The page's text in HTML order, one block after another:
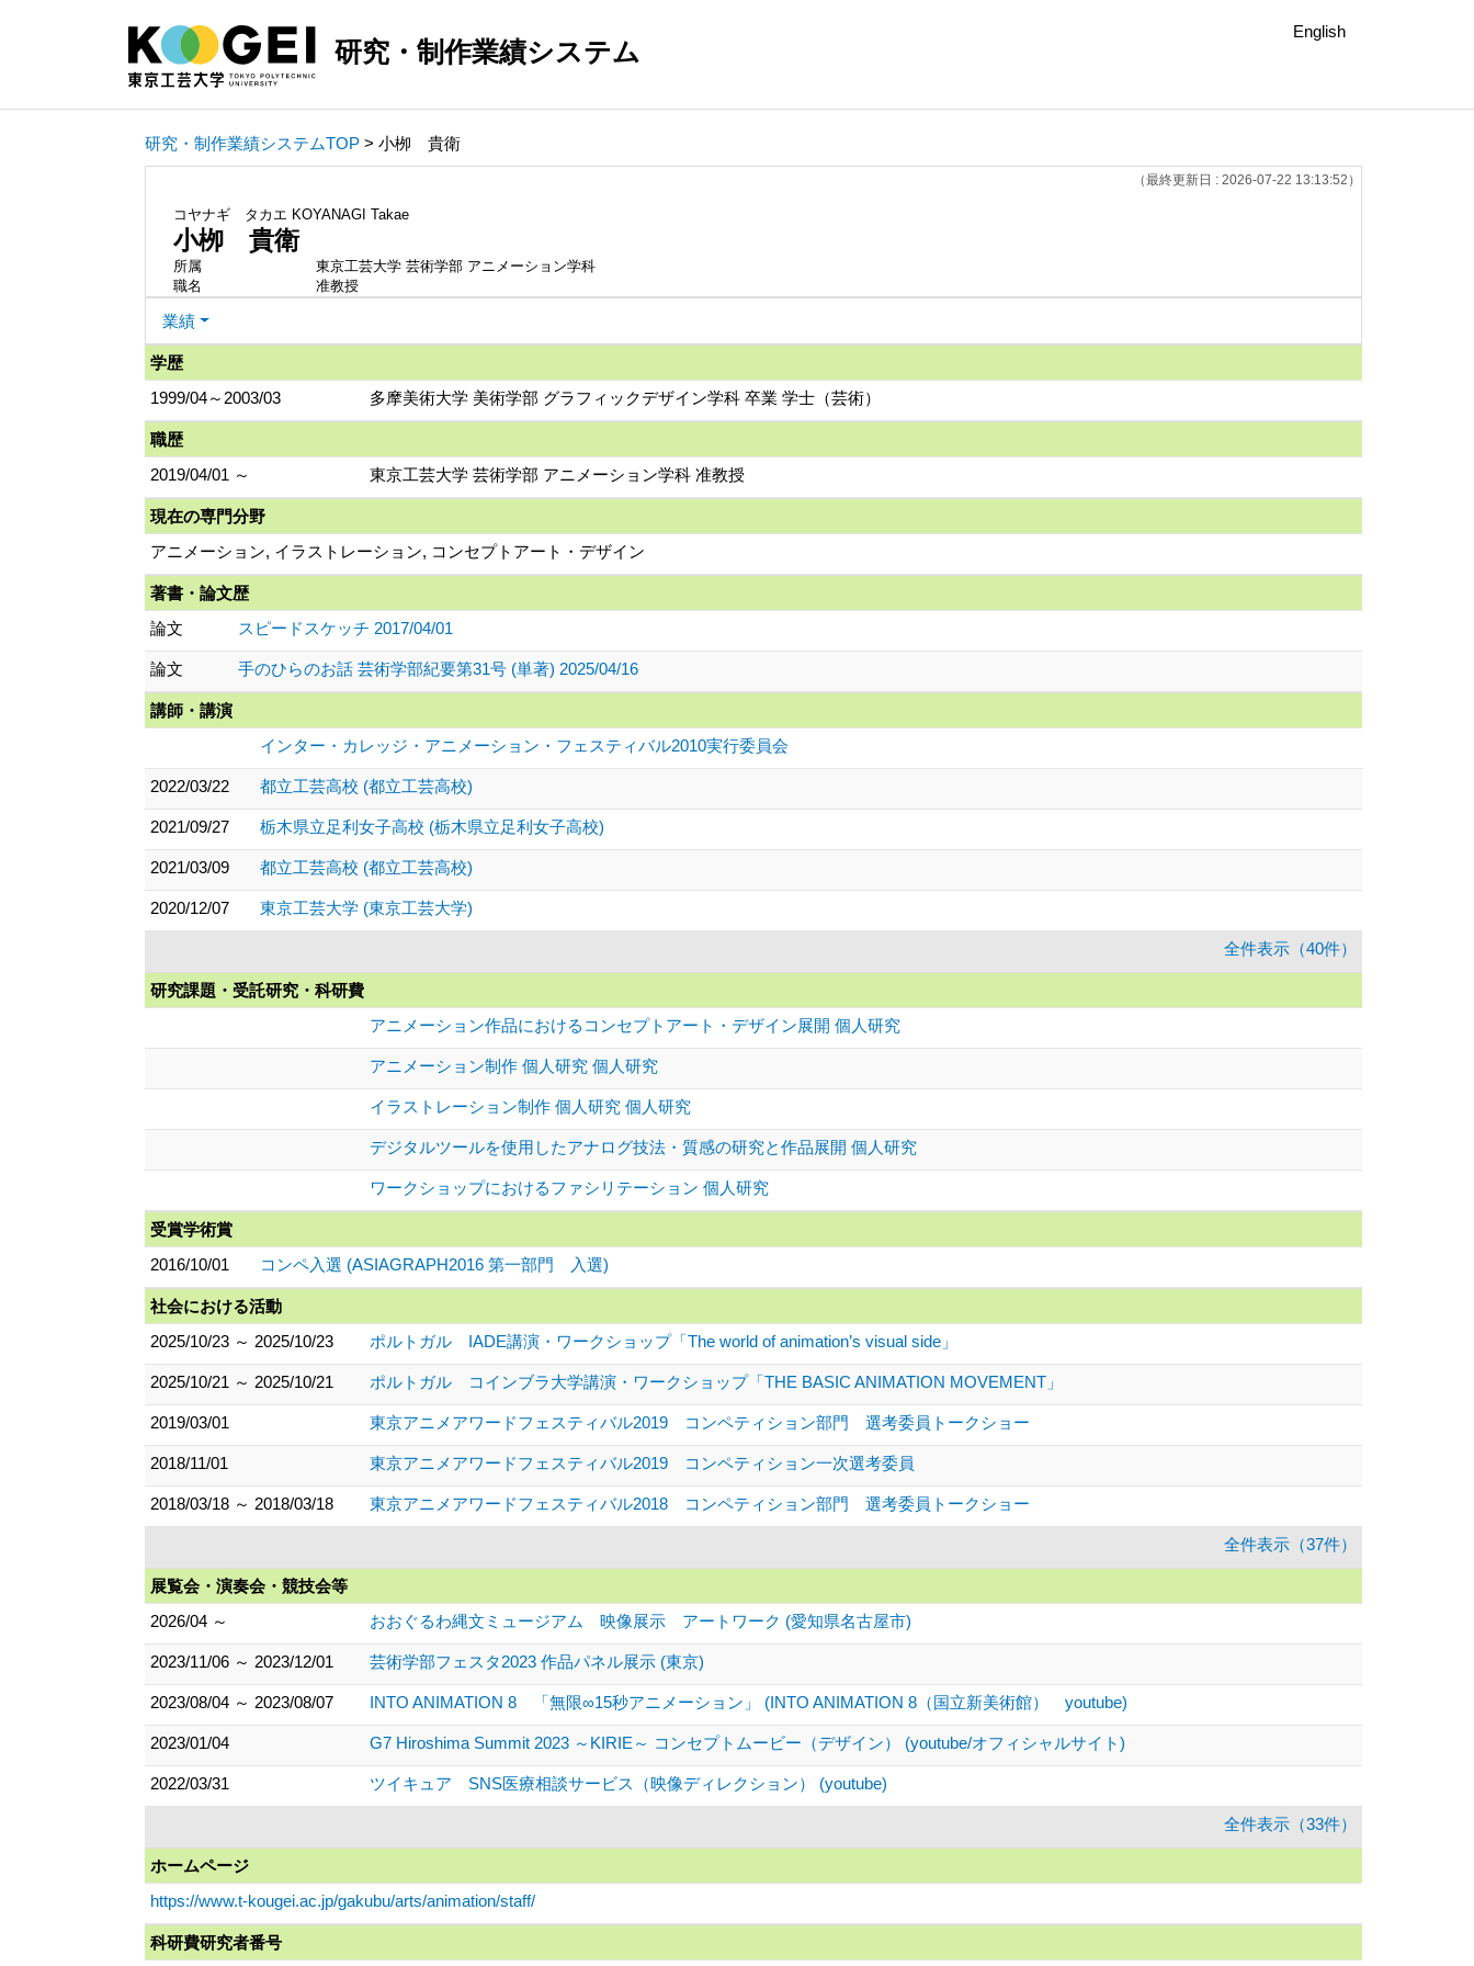
研究・制作業績システム
English
研究・制作業績システムTOP > 小栁 貴衛
（最終更新日 : 2026-07-22 13:13:52）
コヤナギ タカエ KOYANAGI Takae
小栁 貴衛
所属
東京工芸大学 芸術学部 アニメーション学科
職名
准教授
業績
学歴
1999/04～2003/03
多摩美術大学 美術学部 グラフィックデザイン学科 卒業 学士（芸術）
職歴
2019/04/01 ～
東京工芸大学 芸術学部 アニメーション学科 准教授
現在の専門分野
アニメーション, イラストレーション, コンセプトアート・デザイン
著書・論文歴
論文
スピードスケッチ 2017/04/01
論文 手のひらのお話 芸術学部紀要第31号 (単著) 2025/04/16
講師・講演
インター・カレッジ・アニメーション・フェスティバル2010実行委員会
2022/03/22 都立工芸高校 (都立工芸高校)
2021/09/27 栃木県立足利女子高校 (栃木県立足利女子高校)
2021/03/09 都立工芸高校 (都立工芸高校)
2020/12/07 東京工芸大学 (東京工芸大学)
全件表示（40件）
研究課題・受託研究・科研費
アニメーション作品におけるコンセプトアート・デザイン展開 個人研究
アニメーション制作 個人研究 個人研究
イラストレーション制作 個人研究 個人研究
デジタルツールを使用したアナログ技法・質感の研究と作品展開 個人研究
ワークショップにおけるファシリテーション 個人研究
受賞学術賞
2016/10/01
コンペ入選 (ASIAGRAPH2016 第一部門 入選)
社会における活動
2025/10/23 ～ 2025/10/23
ポルトガル IADE講演・ワークショップ「The world of animation’s visual side」
2025/10/21 ～ 2025/10/21 ポルトガル コインブラ大学講演・ワークショップ「THE BASIC ANIMATION MOVEMENT」
2019/03/01 東京アニメアワードフェスティバル2019 コンペティション部門 選考委員トークショー
2018/11/01 東京アニメアワードフェスティバル2019 コンペティション一次選考委員
2018/03/18 ～ 2018/03/18 東京アニメアワードフェスティバル2018 コンペティション部門 選考委員トークショー
全件表示（37件）
展覧会・演奏会・競技会等
2026/04 ～
おおぐるわ縄文ミュージアム 映像展示 アートワーク (愛知県名古屋市)
2023/11/06 ～ 2023/12/01 芸術学部フェスタ2023 作品パネル展示 (東京)
2023/08/04 ～ 2023/08/07 INTO ANIMATION 8 「無限∞15秒アニメーション」 (INTO ANIMATION 8（国立新美術館） youtube)
2023/01/04 G7 Hiroshima Summit 2023 ～KIRIE～ コンセプトムービー（デザイン） (youtube/オフィシャルサイト)
2022/03/31 ツイキュア SNS医療相談サービス（映像ディレクション） (youtube)
全件表示（33件）
ホームページ
https://www.t-kougei.ac.jp/gakubu/arts/animation/staff/
科研費研究者番号